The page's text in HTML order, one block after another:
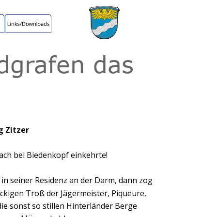
das
Zitzer
bei Biedenkopf einkehrte!
seiner Residenz an der Darm, dann zog
Troß der Jägermeister, Piqueure,
sonst so stillen Hinterländer Berge